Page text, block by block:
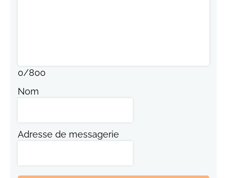
0/800
Nom
Adresse de messagerie